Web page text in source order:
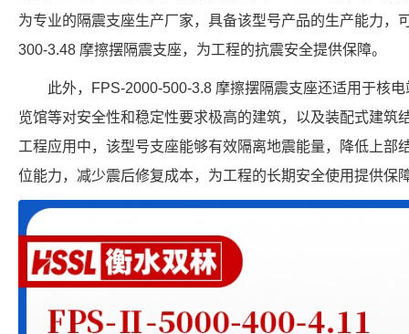
为专业的隔震支座生产厂家，具备该型号产品的生产能力，
300-3.48 摩擦摆隔震支座，为工程的抗震安全提供保障。
此外，FPS-2000-500-3.8 摩擦摆隔震支座还适用于核
览馆等对安全性和稳定性要求极高的建筑，以及装配式建筑
工程应用中，该型号支座能够有效隔离地震能量，降低上部
位能力，减少震后修复成本，为工程的长期安全使用提供保